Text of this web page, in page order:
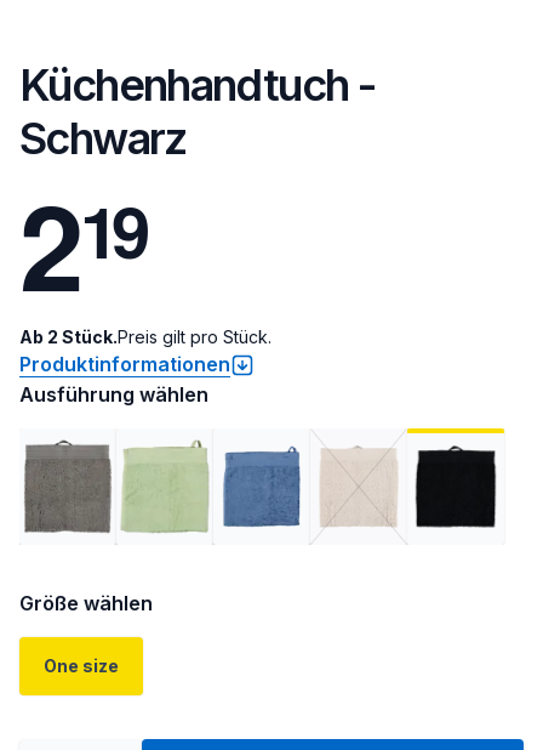
Küchenhandtuch -
Schwarz
219
Ab 2 Stück.Preis gilt pro Stück.
Produktinformationen
Ausführung wählen
Größe wählen
One size